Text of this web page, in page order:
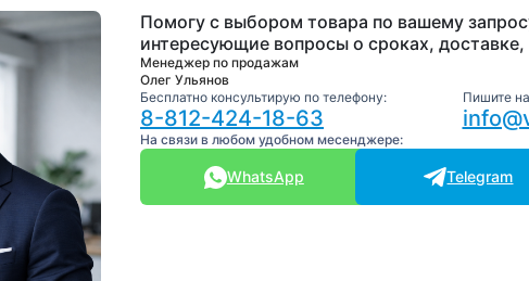
Помогу с выбором товара по вашему
интересующие вопросы о сроках, доставке,
Менеджер по продажам
Олег Ульянов
Бесплатно консультирую по телефону:
8-812-424-18-63
Пишите
На связи в любом удобном месенджере:
WhatsApp Telegram